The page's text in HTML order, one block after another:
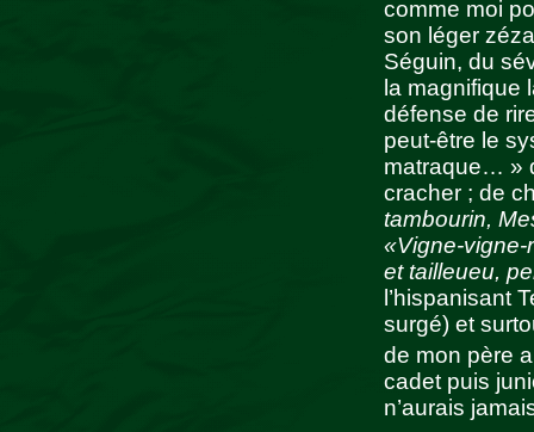
comme moi
son léger
Séguin, du
la magnifique
défense de
peut-être le
matraque… »
cracher ; de
tambourin,
«Vigne-vigne-
et tailleueu,
l’hispanisant
surgé) et
de mon père
cadet puis
n’aurais